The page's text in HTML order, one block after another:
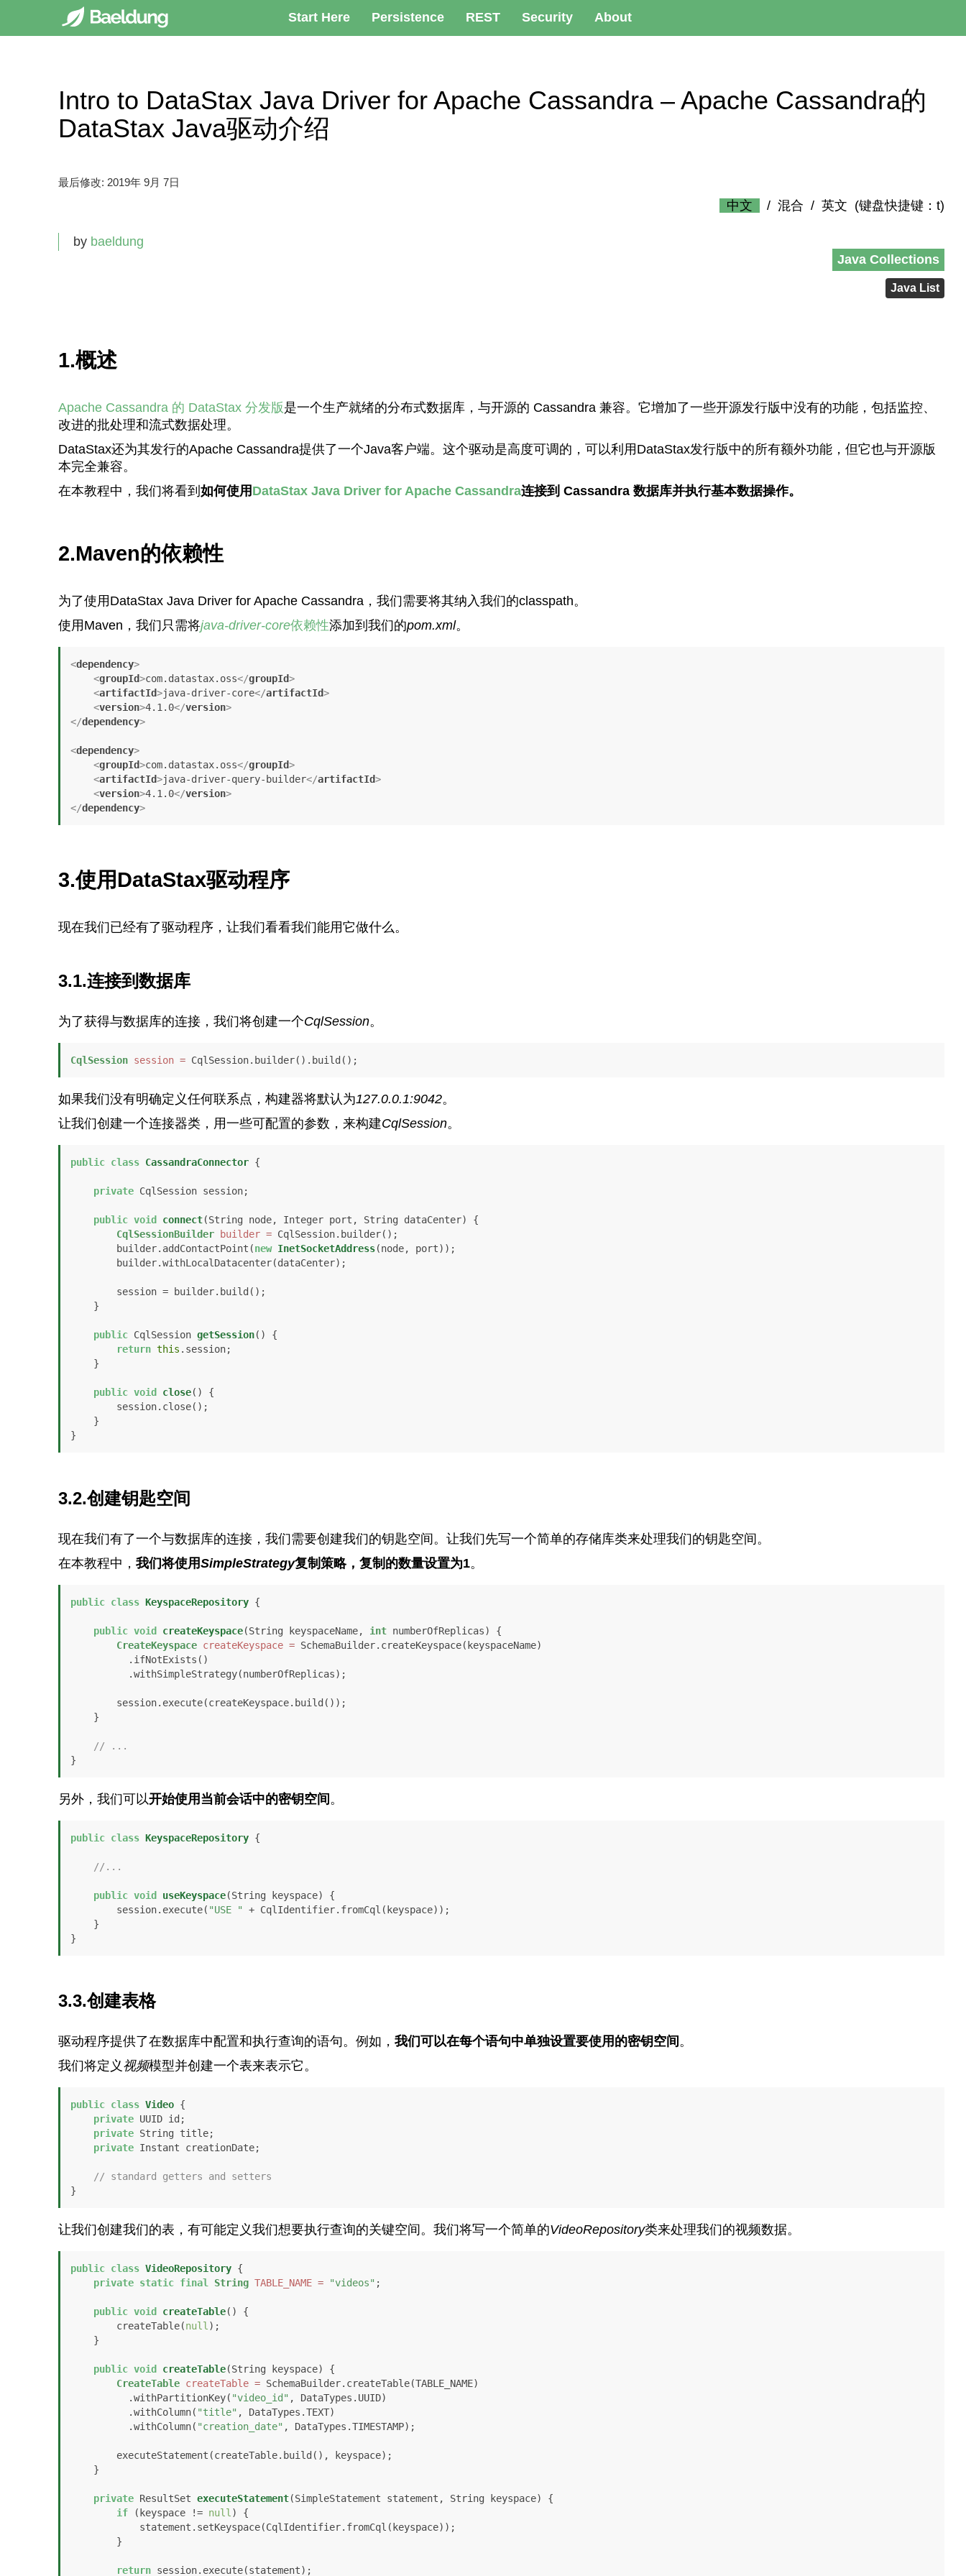
Start Here Persistence REST Security About
Intro to DataStax Java Driver for Apache Cassandra – Apache Cassandra的
DataStax Java驱动介绍
最后修改: 2019年 9月 7日
by baeldung
中文 / 混合 / 英文 (键盘快捷键：t)
Java Collections
Java List
1.概述
Apache Cassandra 的 DataStax 分发版是一个生产就绪的分布式数据库，与开源的 Cassandra 兼容。它增加了一些开源发行版中没有的功能，包括监控、
改进的批处理和流式数据处理。
DataStax还为其发行的Apache Cassandra提供了一个Java客户端。这个驱动是高度可调的，可以利用DataStax发行版中的所有额外功能，但它也与开源版
本完全兼容。
在本教程中，我们将看到 如何使用 DataStax Java Driver for Apache Cassandra连接到 Cassandra 数据库并执行基本数据操作。
2.Maven的依赖性
为了使用DataStax Java Driver for Apache Cassandra，我们需要将其纳入我们的classpath。
使用Maven，我们只需将java-driver-core依赖性添加到我们的pom.xml。
<dependency>
<groupId>com.datastax.oss</groupId>
<artifactId>java-driver-core</artifactId>
<version>4.1.0</version>
</dependency>
<dependency>
<groupId>com.datastax.oss</groupId>
<artifactId>java-driver-query-builder</artifactId>
<version>4.1.0</version>
</dependency>
3.使用DataStax驱动程序
现在我们已经有了驱动程序，让我们看看我们能用它做什么。
3.1.连接到数据库
为了获得与数据库的连接，我们将创建一个CqlSession。
CqlSession session = CqlSession.builder().build();
如果我们没有明确定义任何联系点，构建器将默认为127.0.0.1:9042。
让我们创建一个连接器类，用一些可配置的参数，来构建CqlSession。
public class CassandraConnector {
private CqlSession session;
public void connect(String node, Integer port, String dataCenter)
{
CqlSessionBuilder
builder = CqlSession.builder();
        builder.addContactPoint(
new InetSocketAddress(node, port));
public CqlSession getSession()
{
return this .session;
public void close()
{
}
3.2.创建钥匙空间
现在我们有了一个与数据库的连接，我们需要创建我们的钥匙空间。让我们先写一个简单的存储库类来处理我们的钥匙空间。
在本教程中， 我们将使用SimpleStrategy复制策略，复制的数量设置为1。
public class KeyspaceRepository {
public void createKeyspace(String keyspaceName, int numberOfReplicas)
{
CreateKeyspace createKeyspace = SchemaBuilder.createKeyspace(keyspaceName)
// ...
}
另外，我们可以开始使用当前会话中的密钥空间 。
public class KeyspaceRepository {
//...
public void useKeyspace(String keyspace)
{
        session.execute(
"USE "
+ CqlIdentifier.fromCql(keyspace));
}
3.3.创建表格
驱动程序提供了在数据库中配置和执行查询的语句。例如， 我们可以在每个语句中单独设置要使用的密钥空间 。
我们将定义 视频模型并创建一个表来表示它。
public class Video {
private UUID id;
private String title;
private Instant creationDate;
// standard getters and setters
}
让我们创建我们的表，有可能定义我们想要执行查询的关键空间。我们将写一个简单的VideoRepository类来处理我们的视频数据。
public class VideoRepository {
private static final String TABLE_NAME = "videos" ;
public void createTable()
{
        createTable(
null);
public void createTable(String keyspace)
{
CreateTable createTable = SchemaBuilder.createTable(TABLE_NAME)
          .withPartitionKey(
"video_id" , DataTypes.UUID)
          .withColumn(
"title" , DataTypes.TEXT)
          .withColumn(
"creation_date" , DataTypes.TIMESTAMP);
private ResultSet executeStatement(SimpleStatement statement, String keyspace)
{
if (keyspace != null) {
return session.execute(statement);